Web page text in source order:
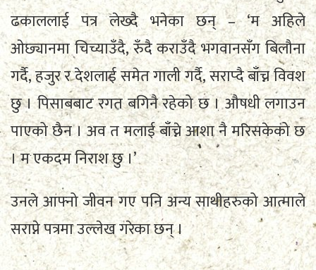
ढकाललाई पत्र लेख्दै भनेका छन् – ‘म अहिले
ओछ्यानमा चिच्याउँदै, रुँदै कराउँदै भगवानसँग बिलौना
गर्दै, हजुर र देशलाई समेत गाली गर्दै, सराप्दै बाँच्न विवश
छु । पिसाबबाट रगत बगिनै रहेको छ । औषधी लगाउन
पाएको छैन । अव त मलाई बाँच्ने आशा नै मरिसकेको छ
। म एकदम निराश छु ।’
उनले आफ्नो जीवन गए पनि अन्य साथीहरुको आत्माले
सराप्ने पत्रमा उल्लेख गरेका छन् ।